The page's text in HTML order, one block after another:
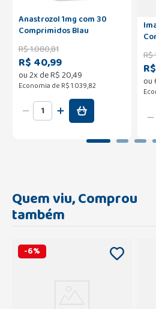
Anastrozol 1mg com 30
Comprimidos Blau
R$1.080,81
R$ 40,99
ou2x deR$20,49
Economia de R$ 1.039,82
R$
ou
Quem viu, Comprou
também
-6%